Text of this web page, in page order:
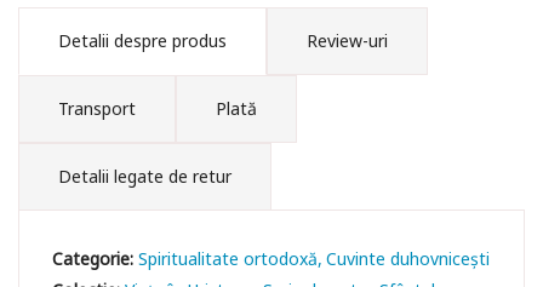
Detalii despre produs Review-uri
Transport Plată
Detalii legate de retur
Categorie:Spiritualitate ortodoxă Cuvinte duhovniceşti